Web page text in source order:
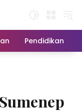
Pendidikan